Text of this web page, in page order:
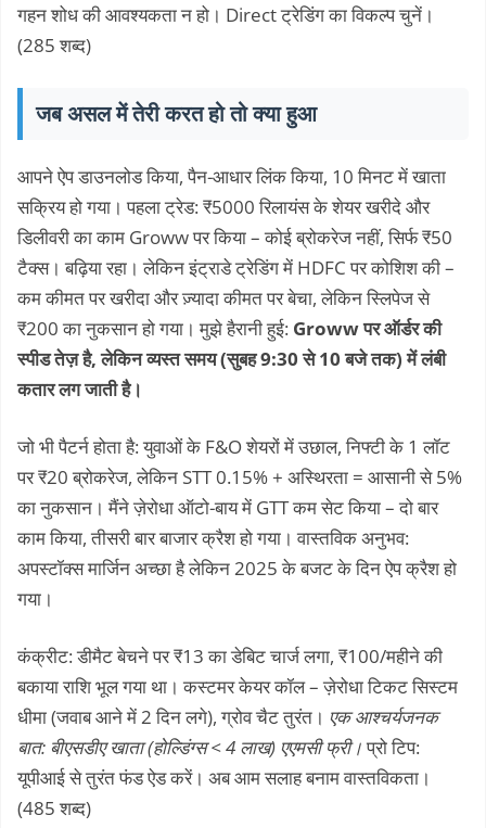
गहन शोध की आवश्यकता न हो। Direct ट्रेडिंग का विकल्प चुनें।
(285 शब्द)
जब असल में तेरी करत हो तो क्या हुआ
आपने ऐप डाउनलोड किया, पैन-आधार लिंक किया, 10 मिनट में खाता
सक्रिय हो गया। पहला ट्रेड: ₹5000 रिलायंस के शेयर खरीदे और
डिलीवरी का काम Groww पर किया – कोई ब्रोकरेज नहीं, सिर्फ ₹50
टैक्स। बढ़िया रहा। लेकिन इंट्राडे ट्रेडिंग में HDFC पर कोशिश की –
कम कीमत पर खरीदा और ज़्यादा कीमत पर बेचा, लेकिन स्लिपेज से
₹200 का नुकसान हो गया। मुझे हैरानी हुई: Groww पर ऑर्डर की
स्पीड तेज़ है, लेकिन व्यस्त समय (सुबह 9:30 से 10 बजे तक) में लंबी
कतार लग जाती है।
जो भी पैटर्न होता है: युवाओं के F&O शेयरों में उछाल, निफ्टी के 1 लॉट
पर ₹20 ब्रोकरेज, लेकिन STT 0.15% + अस्थिरता = आसानी से 5%
का नुकसान। मैंने ज़ेरोधा ऑटो-बाय में GTT कम सेट किया – दो बार
काम किया, तीसरी बार बाजार क्रैश हो गया। वास्तविक अनुभव:
अपस्टॉक्स मार्जिन अच्छा है लेकिन 2025 के बजट के दिन ऐप क्रैश हो
गया।
कंक्रीट: डीमैट बेचने पर ₹13 का डेबिट चार्ज लगा, ₹100/महीने की
बकाया राशि भूल गया था। कस्टमर केयर कॉल – ज़ेरोधा टिकट सिस्टम
धीमा (जवाब आने में 2 दिन लगे), ग्रोव चैट तुरंत। एक आश्चर्यजनक
बात: बीएसडीए खाता (होल्डिंग्स < 4 लाख) एएमसी फ्री।प्रो टिप:
यूपीआई से तुरंत फंड ऐड करें। अब आम सलाह बनाम वास्तविकता।
(485 शब्द)